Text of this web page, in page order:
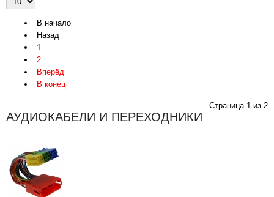
В начало
Назад
1
2
Вперёд
В конец
Страница 1 из 2
АУДИОКАБЕЛИ И ПЕРЕХОДНИКИ